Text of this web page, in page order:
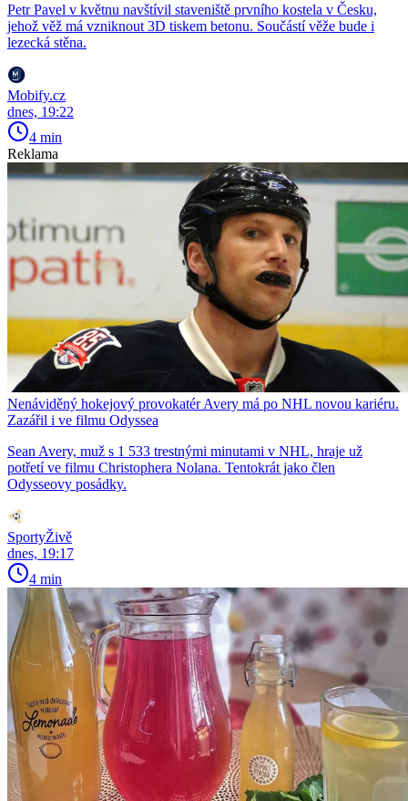
Petr Pavel v květnu navštívil staveniště prvního kostela v Česku,
jehož věž má vzniknout 3D tiskem betonu. Součástí věže bude i
lezecká stěna.
Mobify.cz
dnes, 19:22
4 min
Reklama
Nenáviděný hokejový provokatér Avery má po NHL novou kariéru.
Zazářil i ve filmu Odyssea
Sean Avery, muž s 1 533 trestnými minutami v NHL, hraje už
potřetí ve filmu Christophera Nolana. Tentokrát jako člen
Odysseovy posádky.
SportyŽivě
dnes, 19:17
4 min